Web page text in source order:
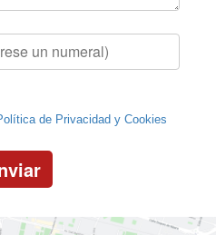
de Privacidad y Cookies